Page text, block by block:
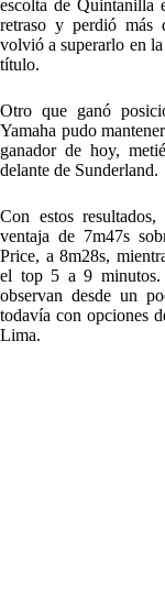
escolta de Quintanilla
retraso y perdió más
volvió a superarlo en
título.
Otro que ganó
Yamaha pudo
ganador de hoy,
delante de Sunderland.
Con estos
ventaja de 7m47s
Price, a 8m28s,
el top 5 a 9 minutos.
observan desde un
todavía con opciones
Lima.